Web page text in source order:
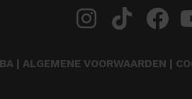
| ALGEMENE VOORWAARDEN